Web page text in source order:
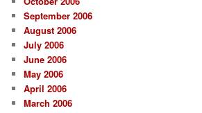
September 2006
August 2006
July 2006
June 2006
May 2006
April 2006
March 2006